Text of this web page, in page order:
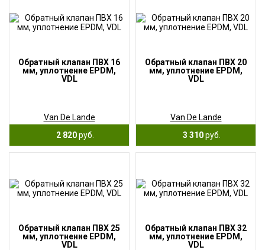
Обратный клапан ПВХ 16
мм, уплотнение EPDM,
VDL
Van De Lande
2 820руб.
Обратный клапан ПВХ 20
мм, уплотнение EPDM,
VDL
Van De Lande
3 310руб.
Обратный клапан ПВХ 25
мм, уплотнение EPDM,
VDL
Обратный клапан ПВХ 32
мм, уплотнение EPDM,
VDL